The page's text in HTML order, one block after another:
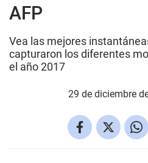
AFP
Vea las mejores
capturaron los diferentes
el año 2017
29 de diciembre